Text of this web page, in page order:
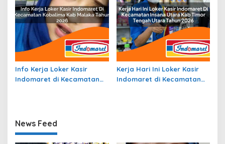
Info Kerja Loker Kasir
Indomaret di Kecamatan
Kerja Hari Ini Loker Kasir
Indomaret di Kecamatan
News Feed